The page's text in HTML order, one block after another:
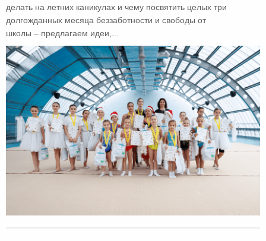
делать на летних каникулах и чему посвятить целых три
долгожданных месяца беззаботности и свободы от
школы – предлагаем идеи,...